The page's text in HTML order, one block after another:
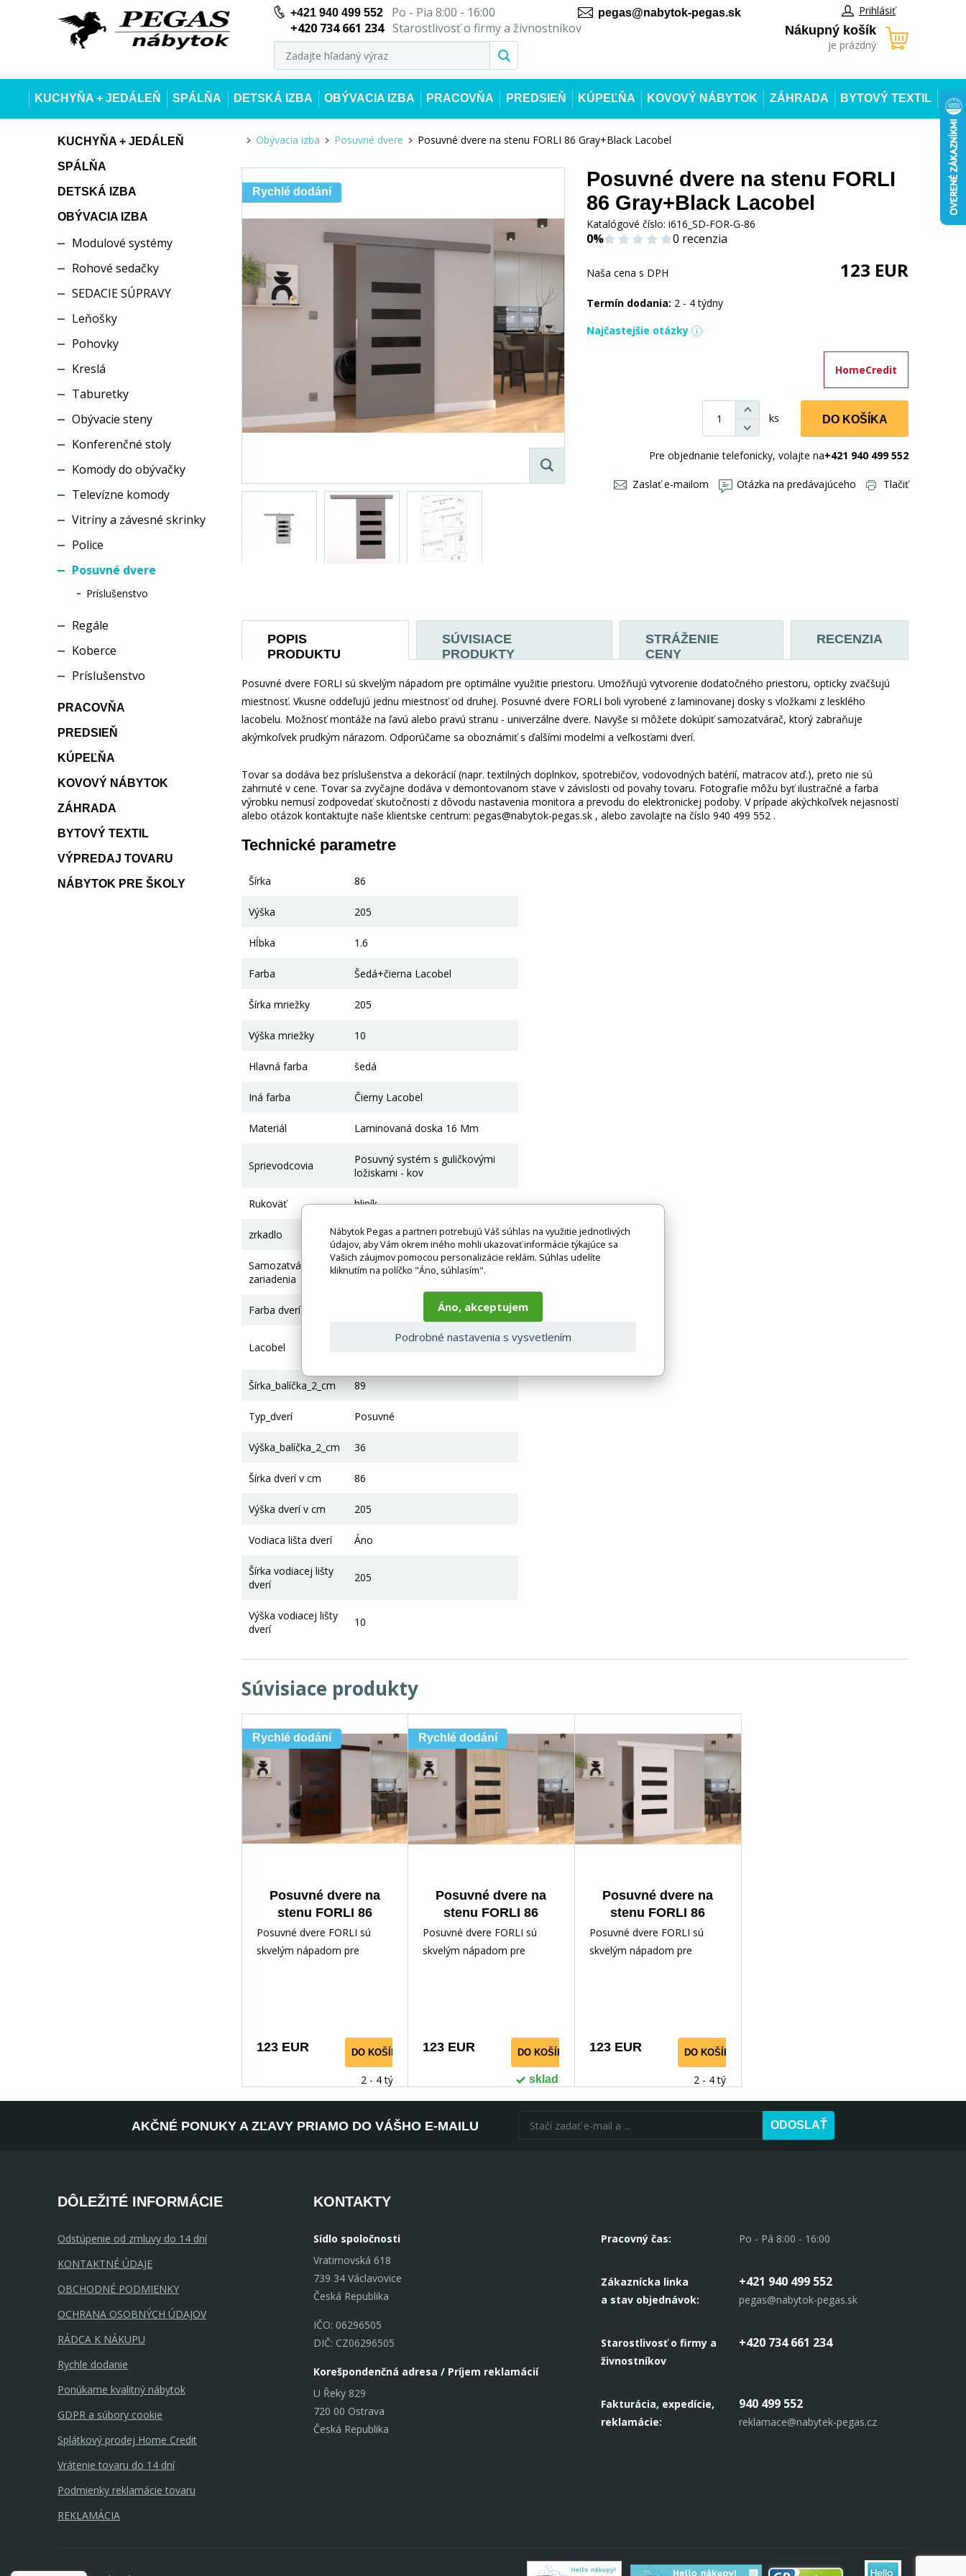
+421 940 499 552
Po - Pia 8:00 - 16:00
+420 734 661 234 Starostlivosť o firmy a živnostníkov
pegas@nabytok-pegas.sk Prihlásiť
Nákupný košík
je prázdný
KUCHYŇA + JEDÁLEŇ SPÁLŇA DETSKÁ IZBA OBÝVACIA IZBA PRACOVŇA PREDSIEŇ KÚPEĽŇA KOVOVÝ NÁBYTOK ZÁHRADA BYTOVÝ TEXTIL
KUCHYŇA + JEDÁLEŇ
SPÁLŇA
DETSKÁ IZBA
OBÝVACIA IZBA
Modulové systémy
Rohové sedačky
SEDACIE SÚPRAVY
Leňošky
Pohovky
Kreslá
Taburetky
Obývacie steny
Konferenčné stoly
Komody do obývačky
Televízne komody
Vitríny a závesné skrinky
Police
Posuvné dvere
Príslušenstvo
Regále
Koberce
Príslušenstvo
PRACOVŇA
PREDSIEŇ
KÚPEĽŇA
KOVOVÝ NÁBYTOK
ZÁHRADA
BYTOVÝ TEXTIL
VÝPREDAJ TOVARU
NÁBYTOK PRE ŠKOLY
Obývacia izba Posuvné dvere Posuvné dvere na stenu FORLI 86 Gray+Black Lacobel
Rychlé dodání
Posuvné dvere na stenu FORLI
86 Gray+Black Lacobel
Katalógové číslo: i616_SD-FOR-G-86
0% 0 recenzia
Naša cena s DPH 123 EUR
Termín dodania: 2 - 4 týdny
Najčastejšie otázky
HomeCredit
ks DO KOŠÍKA
Pre objednanie telefonicky, volajte na+421 940 499 552
Zaslať e-mailom Otázka na predávajúceho Tlačiť
POPIS
PRODUKTU
SÚVISIACE
PRODUKTY
STRÁŽENIE
CENY
RECENZIA
Posuvné dvere FORLI sú skvelým nápadom pre optimálne využitie priestoru. Umožňujú vytvorenie dodatočného priestoru, opticky zväčšujú
miestnosť. Vkusne oddeľujú jednu miestnosť od druhej. Posuvné dvere FORLI boli vyrobené z laminovanej dosky s vložkami z lesklého
lacobelu. Možnosť montáže na ľavú alebo pravú stranu - univerzálne dvere. Navyše si môžete dokúpiť samozatvárač, ktorý zabraňuje
akýmkoľvek prudkým nárazom. Odporúčame sa oboznámiť s ďalšími modelmi a veľkosťami dverí.
Tovar sa dodáva bez príslušenstva a dekorácií (napr. textilných doplnkov, spotrebičov, vodovodných batérií, matracov atď.), preto nie sú
zahrnuté v cene. Tovar sa zvyčajne dodáva v demontovanom stave v závislosti od povahy tovaru. Fotografie môžu byť ilustračné a farba
výrobku nemusí zodpovedať skutočnosti z dôvodu nastavenia monitora a prevodu do elektronickej podoby. V prípade akýchkoľvek nejasností
alebo otázok kontaktujte naše klientske centrum: pegas@nabytok-pegas.sk , alebo zavolajte na číslo 940 499 552 .
Technické parametre
Šírka 86
Výška 205
Hĺbka 1.6
Farba Šedá+čierna Lacobel
Šírka mriežky 205
Výška mriežky 10
Hlavná farba šedá
Iná farba Čierny Lacobel
Materiál Laminovaná doska 16 Mm
Sprievodcovia
Posuvný systém s guličkovými
ložiskami - kov
Rukoväť hliník
zrkadlo Ne
Samozatváracie
zariadenia
Ďalšia možnosť
Farba dverí
Lacobel
Prosím, pošli text, ktorý chceš
Šírka_balíčka_2_cm 89
Typ_dverí Posuvné
Výška_balíčka_2_cm 36
Šírka dverí v cm 86
Výška dverí v cm 205
Vodiaca lišta dverí Áno
Šírka vodiacej lišty
dverí
205
Výška vodiacej lišty
dverí
10
Súvisiace produkty
Rychlé dodání
Posuvné dvere na
stenu FORLI 86
Wenge+Black
Lacobel
Posuvné dvere FORLI sú
skvelým nápadom pre
123 EUR DO KOŠÍKA
2 - 4 týdny
Rychlé dodání
Posuvné dvere na
stenu FORLI 86
Sonoma+Čierny
Lacobel
Posuvné dvere FORLI sú
skvelým nápadom pre
123 EUR DO KOŠÍKA
skladom
Posuvné dvere na
stenu FORLI 86
White+Black Lacobel
Posuvné dvere FORLI sú
skvelým nápadom pre
123 EUR DO KOŠÍKA
2 - 4 týdny
AKČNÉ PONUKY A ZĽAVY PRIAMO DO VÁŠHO E-MAILU ODOSLAŤ
DÔLEŽITÉ INFORMÁCIE
Odstúpenie od zmluvy do 14 dní
KONTAKTNÉ ÚDAJE
OBCHODNÉ PODMIENKY
OCHRANA OSOBNÝCH ÚDAJOV
RÁDCA K NÁKUPU
Rychle dodanie
Ponúkame kvalitný nábytok
GDPR a súbory cookie
Splátkový prodej Home Credit
Vrátenie tovaru do 14 dní
Podmienky reklamácie tovaru
REKLAMÁCIA
KONTAKTY
Sídlo spoločnosti
Vratimovská 618
739 34 Václavovice
Česká Republika
IČO: 06296505
DIČ: CZ06296505
Korešpondenčná adresa / Príjem reklamácií
U Řeky 829
720 00 Ostrava
Česká Republika
Pracovný čas: Po - Pá 8:00 - 16:00
Zákaznícka linka
a stav objednávok:
+421 940 499 552
pegas@nabytok-pegas.sk
Starostlivosť o firmy a
živnostníkov
+420 734 661 234
Fakturácia, expedície,
reklamácie:
940 499 552
reklamace@nabytek-pegas.cz
Nábytok Pegas a partneri potrebujú Váš súhlas na využitie jednotlivých
údajov, aby Vám okrem iného mohli ukazovať informácie týkajúce sa
Vašich záujmov pomocou personalizácie reklám. Súhlas udelíte
kliknutím na políčko "Áno, súhlasím".
Áno, akceptujem
Podrobné nastavenia s vysvetlením